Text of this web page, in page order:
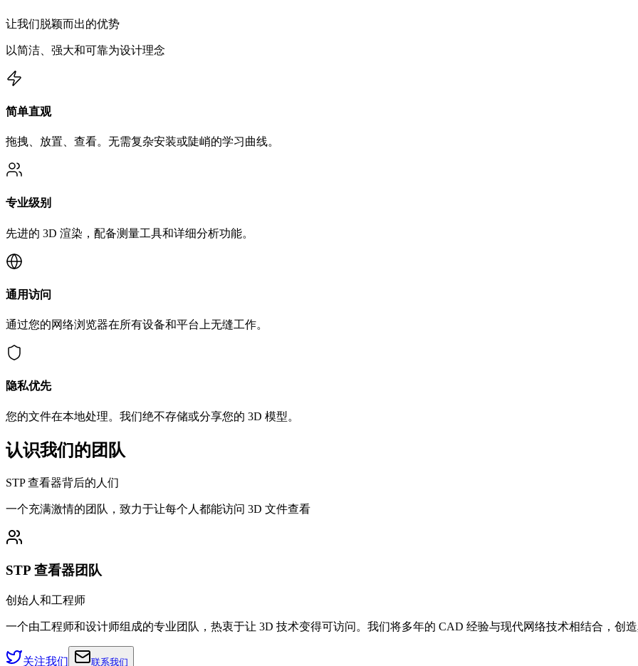
让我们脱颖而出的优势
以简洁、强大和可靠为设计理念
简单直观
拖拽、放置、查看。无需复杂安装或陡峭的学习曲线。
专业级别
先进的 3D 渲染，配备测量工具和详细分析功能。
通用访问
通过您的网络浏览器在所有设备和平台上无缝工作。
隐私优先
您的文件在本地处理。我们绝不存储或分享您的 3D 模型。
认识我们的团队
STP 查看器背后的人们
一个充满激情的团队，致力于让每个人都能访问 3D 文件查看
STP 查看器团队
创始人和工程师
一个由工程师和设计师组成的专业团队，热衷于让 3D 技术变得可访问。我们将多年的 CAD 经验与现代网络技术相结合，创造
关注我们 联系我们